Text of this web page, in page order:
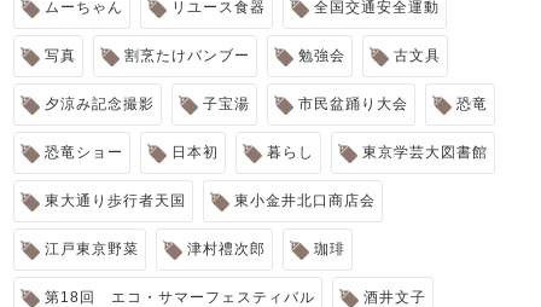
ムーちゃん リユース食器 全国交通安全運動
写真 割烹たけバンブー 勉強会 古文具
夕涼み記念撮影 子宝湯 市民盆踊り大会 恐竜
恐竜ショー 日本初 暮らし 東京学芸大図書館
東大通り歩行者天国 東小金井北口商店会
江戸東京野菜 津村禮次郎 珈琲
第18回 エコ・サマーフェスティバル 酒井文子